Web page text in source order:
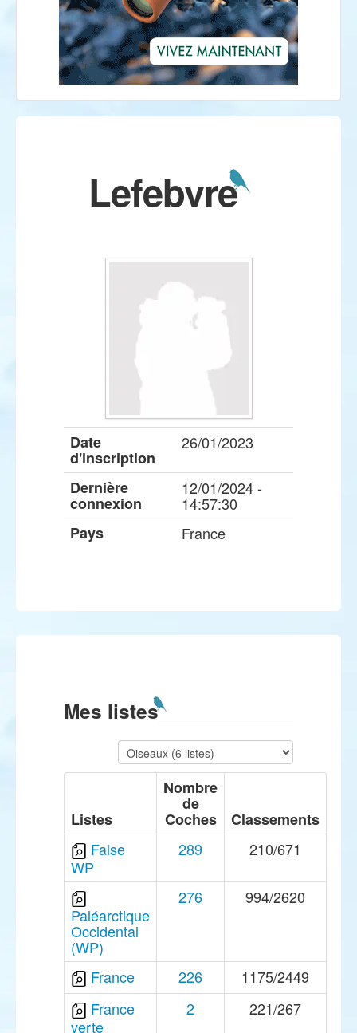
Lefebvre
Date
d'inscription
26/01/2023
Dernière
connexion
12/01/2024 -
14:57:30
Pays
France
Mes listes
Listes
Nombre
de
Coches
Classements
False
WP
289 210/671
Paléarctique
Occidental
(WP)
276 994/2620
France 226
1175/2449
France
verte
2 221/267